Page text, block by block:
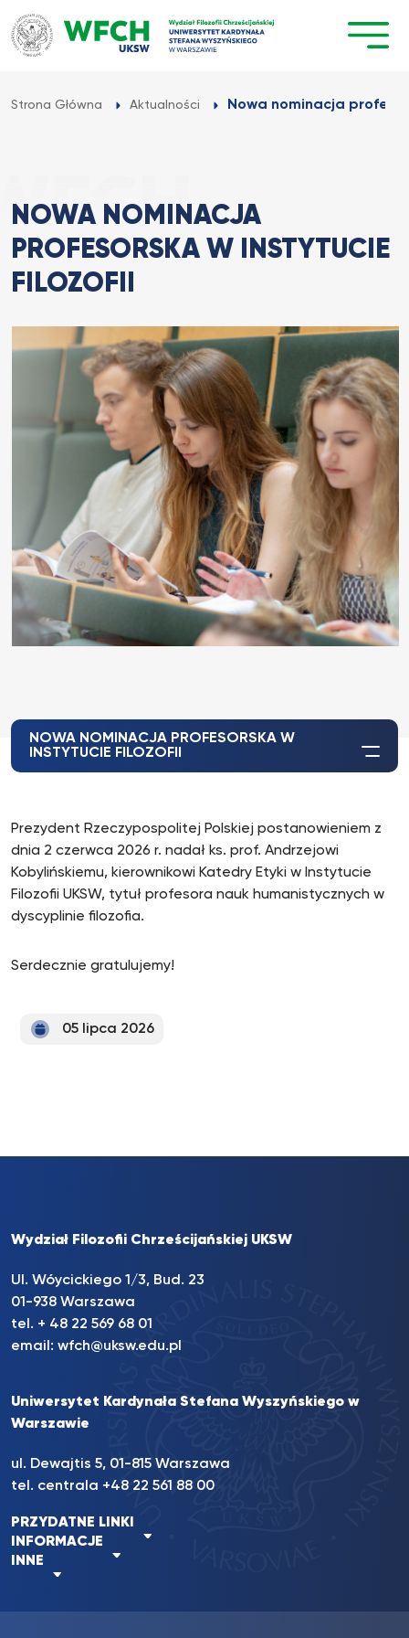
Przejdź
do
treści
Strona Główna Aktualności Nowa nominacja
NOWA NOMINACJA
PROFESORSKA W INSTYTUCIE
FILOZOFII
NOWA NOMINACJA PROFESORSKA W
INSTYTUCIE FILOZOFII
Prezydent Rzeczypospolitej Polskiej postanowieniem z
dnia 2 czerwca 2026 r. nadał ks. prof. Andrzejowi
Kobylińskiemu, kierownikowi Katedry Etyki w Instytucie
Filozofii UKSW, tytuł profesora nauk humanistycznych w
dyscyplinie filozofia.
Serdecznie gratulujemy!
05 lipca 2026
Wydział Filozofii Chrześcijańskiej UKSW
Ul. Wóycickiego 1/3, Bud. 23
01-938 Warszawa
tel. + 48 22 569 68 01
email: wfch@uksw.edu.pl
Uniwersytet Kardynała Stefana Wyszyńskiego w
Warszawie
ul. Dewajtis 5, 01-815 Warszawa
tel. centrala +48 22 561 88 00
PRZYDATNE LINKI
INFORMACJE
INNE